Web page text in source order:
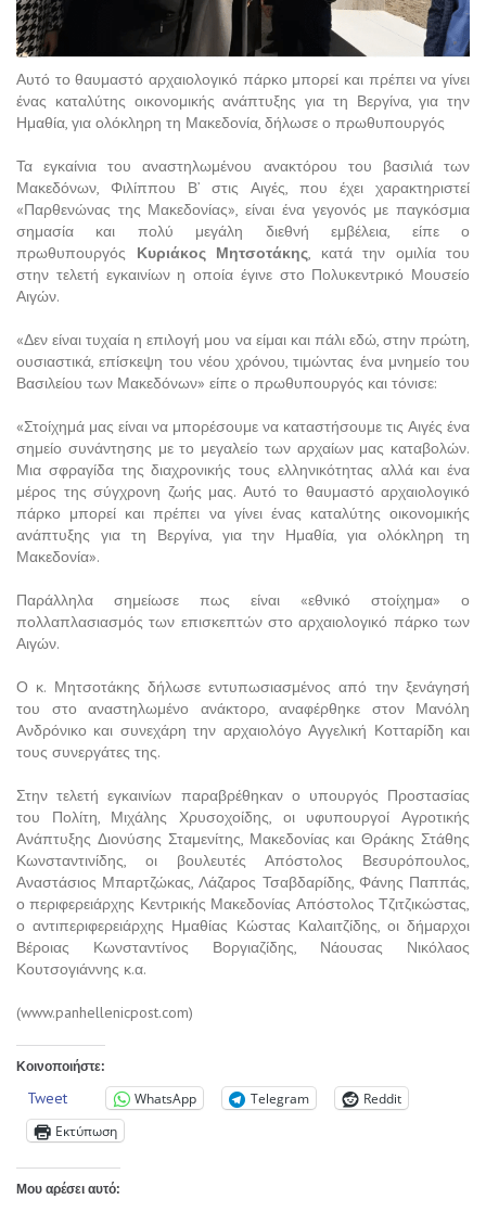
Αυτό το θαυμαστό αρχαιολογικό πάρκο μπορεί και πρέπει να γίνει
ένας καταλύτης οικονομικής ανάπτυξης για τη Βεργίνα, για την
Ημαθία, για ολόκληρη τη Μακεδονία, δήλωσε ο πρωθυπουργός
Τα εγκαίνια του αναστηλωμένου ανακτόρου του βασιλιά των
Μακεδόνων, Φιλίππου Β’ στις Αιγές, που έχει χαρακτηριστεί
«Παρθενώνας της Μακεδονίας», είναι ένα γεγονός με παγκόσμια
σημασία και πολύ μεγάλη διεθνή εμβέλεια, είπε ο
πρωθυπουργός Κυριάκος Μητσοτάκης, κατά την ομιλία του
στην τελετή εγκαινίων η οποία έγινε στο Πολυκεντρικό Μουσείο
Αιγών.
«Δεν είναι τυχαία η επιλογή μου να είμαι και πάλι εδώ, στην πρώτη,
ουσιαστικά, επίσκεψη του νέου χρόνου, τιμώντας ένα μνημείο του
Βασιλείου των Μακεδόνων» είπε ο πρωθυπουργός και τόνισε:
«Στοίχημά μας είναι να μπορέσουμε να καταστήσουμε τις Αιγές ένα
σημείο συνάντησης με το μεγαλείο των αρχαίων μας καταβολών.
Μια σφραγίδα της διαχρονικής τους ελληνικότητας αλλά και ένα
μέρος της σύγχρονη ζωής μας. Αυτό το θαυμαστό αρχαιολογικό
πάρκο μπορεί και πρέπει να γίνει ένας καταλύτης οικονομικής
ανάπτυξης για τη Βεργίνα, για την Ημαθία, για ολόκληρη τη
Μακεδονία».
Παράλληλα σημείωσε πως είναι «εθνικό στοίχημα» ο
πολλαπλασιασμός των επισκεπτών στο αρχαιολογικό πάρκο των
Αιγών.
Ο κ. Μητσοτάκης δήλωσε εντυπωσιασμένος από την ξενάγησή
του στο αναστηλωμένο ανάκτορο, αναφέρθηκε στον Μανόλη
Ανδρόνικο και συνεχάρη την αρχαιολόγο Αγγελική Κοτταρίδη και
τους συνεργάτες της.
Στην τελετή εγκαινίων παραβρέθηκαν ο υπουργός Προστασίας
του Πολίτη, Μιχάλης Χρυσοχοίδης, οι υφυπουργοί Αγροτικής
Ανάπτυξης Διονύσης Σταμενίτης, Μακεδονίας και Θράκης Στάθης
Κωνσταντινίδης, οι βουλευτές Απόστολος Βεσυρόπουλος,
Αναστάσιος Μπαρτζώκας, Λάζαρος Τσαβδαρίδης, Φάνης Παππάς,
ο περιφερειάρχης Κεντρικής Μακεδονίας Απόστολος Τζιτζικώστας,
ο αντιπεριφερειάρχης Ημαθίας Κώστας Καλαιτζίδης, οι δήμαρχοι
Βέροιας Κωνσταντίνος Βοργιαζίδης, Νάουσας Νικόλαος
Κουτσογιάννης κ.α.
(www.panhellenicpost.com)
Κοινοποιήστε:
Tweet WhatsApp Telegram
Reddit
Εκτύπωση
Μου αρέσει αυτό: